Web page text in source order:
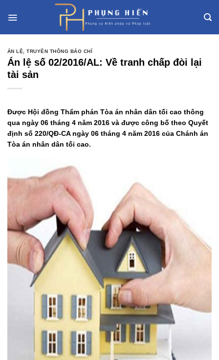
ÁN LỆ ,TRUYỀN THÔNG BÁO CHÍ
Án lệ số 02/2016/AL: Về tranh chấp đòi lại
tài sản
Được Hội đồng Thẩm phán Tòa án nhân dân tối cao thông
qua ngày 06 tháng 4 năm 2016 và được công bố theo Quyết
định số 220/QĐ-CA ngày 06 tháng 4 năm 2016 của Chánh án
Tòa án nhân dân tối cao.